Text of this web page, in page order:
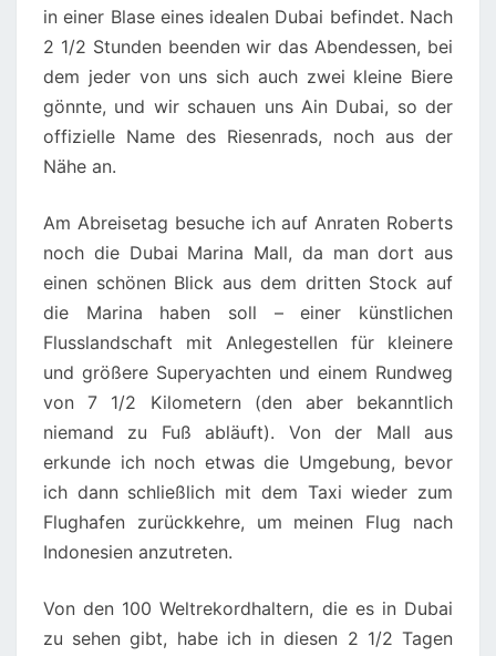
in einer Blase eines idealen Dubai befindet. Nach
2 1/2 Stunden beenden wir das Abendessen, bei
dem jeder von uns sich auch zwei kleine Biere
gönnte, und wir schauen uns Ain Dubai, so der
offizielle Name des Riesenrads, noch aus der
Nähe an.
Am Abreisetag besuche ich auf Anraten Roberts
noch die Dubai Marina Mall, da man dort aus
einen schönen Blick aus dem dritten Stock auf
die Marina haben soll – einer künstlichen
Flusslandschaft mit Anlegestellen für kleinere
und größere Superyachten und einem Rundweg
von 7 1/2 Kilometern (den aber bekanntlich
niemand zu Fuß abläuft). Von der Mall aus
erkunde ich noch etwas die Umgebung, bevor
ich dann schließlich mit dem Taxi wieder zum
Flughafen zurückkehre, um meinen Flug nach
Indonesien anzutreten.
Von den 100 Weltrekordhaltern, die es in Dubai
zu sehen gibt, habe ich in diesen 2 1/2 Tagen